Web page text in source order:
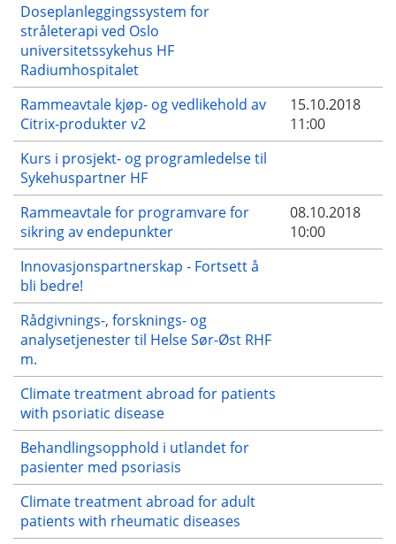
Doseplanleggingssystem for
stråleterapi ved Oslo
universitetssykehus HF
Radiumhospitalet
Rammeavtale kjøp- og vedlikehold av
Citrix-produkter v2
15.10.2018
11:00
Kurs i prosjekt- og programledelse til
Sykehuspartner HF
Rammeavtale for programvare for
sikring av endepunkter
08.10.2018
10:00
Innovasjonspartnerskap - Fortsett å
bli bedre!
Rådgivnings-, forsknings- og
analysetjenester til Helse Sør-Øst RHF
m.
Climate treatment abroad for patients
with psoriatic disease
Behandlingsopphold i utlandet for
pasienter med psoriasis
Climate treatment abroad for adult
patients with rheumatic diseases